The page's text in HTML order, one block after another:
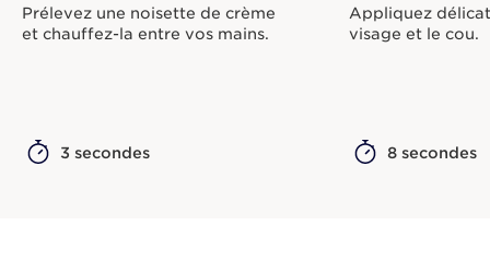
Prélevez une noisette de crème
et chauffez-la entre vos mains.
3 secondes
Appliquez
visage et le cou.
8 secondes